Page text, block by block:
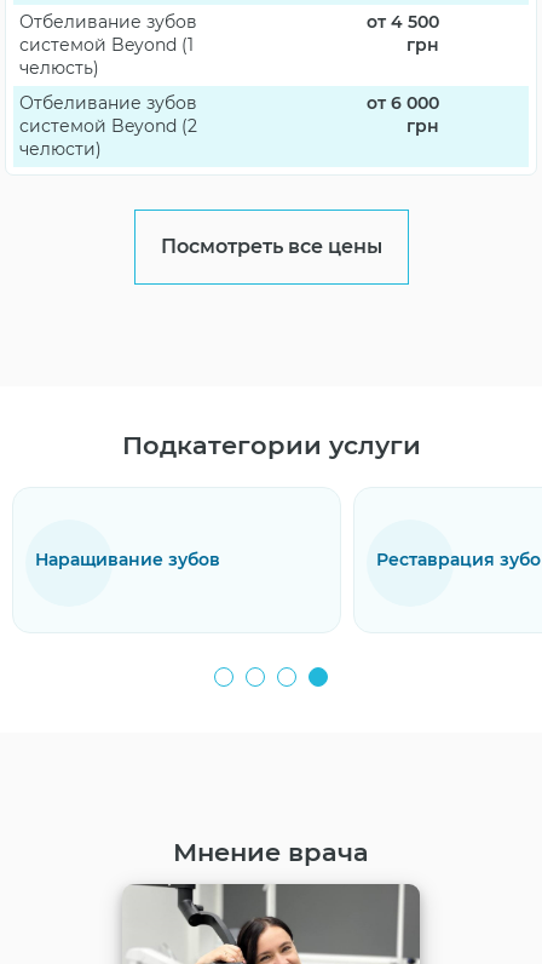
Отбеливание зубов
системой Beyond (1
челюсть)
от 4 500
грн
Отбеливание зубов
системой Beyond (2
челюсти)
от 6 000
грн
Посмотреть все цены
Подкатегории услуги
Реставрация зубов
Мнение врача